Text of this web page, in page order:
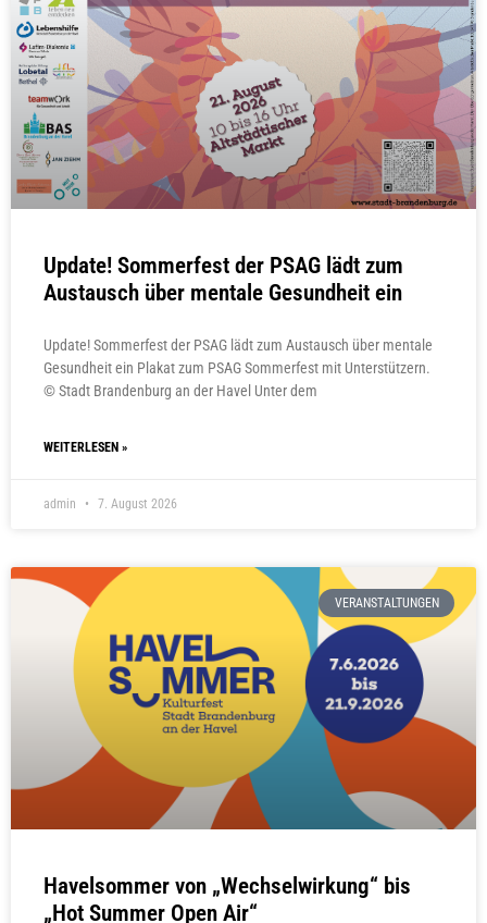
Update! Sommerfest der PSAG lädt zum
Austausch über mentale Gesundheit ein
Update! Sommerfest der PSAG lädt zum Austausch über mentale
Gesundheit ein Plakat zum PSAG Sommerfest mit Unterstützern.
© Stadt Brandenburg an der Havel Unter dem
WEITERLESEN »
admin 7. August 2026
VERANSTALTUNGEN
Havelsommer von „Wechselwirkung“ bis
„Hot Summer Open Air“